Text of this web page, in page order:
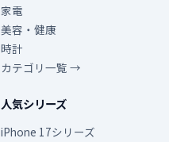
家電
美容・健康
時計
カテゴリ一覧 →
人気シリーズ
iPhone 17シリーズ